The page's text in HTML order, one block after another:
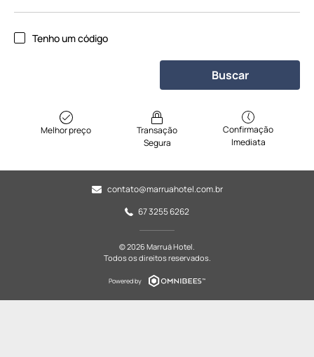
Tenho um código
Buscar
Melhor preço
Transação
Segura
Confirmação
Imediata
contato@marruahotel.com.br
67 3255 6262
© 2026 Marruá Hotel.
Todos os direitos reservados.
Powered by